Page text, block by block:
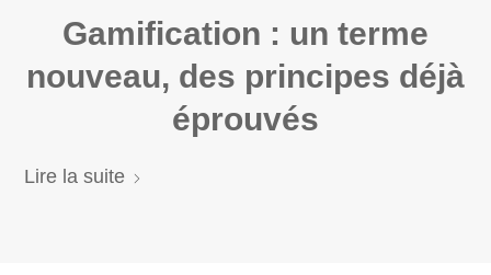
Gamification : un terme
nouveau, des principes déjà
éprouvés
Lire la suite